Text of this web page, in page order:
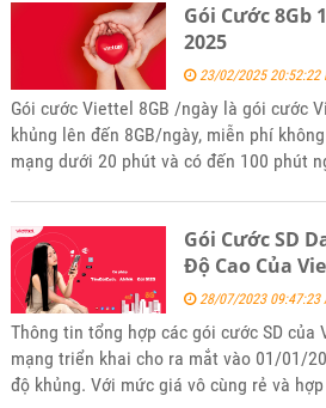
Gói Cước 8Gb
2025
23/02/2025 20:52:22
Gói cước Viettel 8GB /ngày là gói cước
khủng lên đến 8GB/ngày, miễn phí
mạng dưới 20 phút và có đến 100 phút
5gsimviettel.com.
Gói Cước SD
Độ Cao Của
28/07/2023 09:47:23
Thông tin tổng hợp các gói cước SD
mạng triển khai cho ra mắt vào 01/01/
độ khủng. Với mức giá vô cùng rẻ và